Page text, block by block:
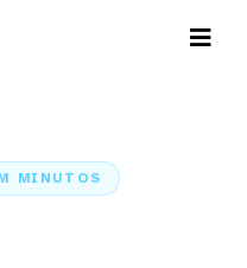
MINUTOS